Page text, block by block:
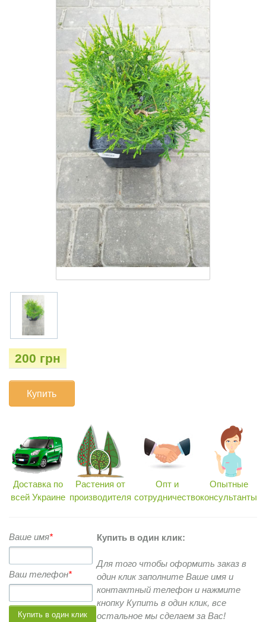
200 грн
Купить
Доставка по
всей Украине
Растения от
производителя
Опт и
сотрудничество
Опытные
консультанты
Ваше имя*
Ваш телефон*
Купить в один клик:
Для того чтобы оформить заказ в
один клик заполните Ваше имя и
контактный телефон и нажмите
кнопку Купить в один клик, все
остальное мы сделаем за Вас!